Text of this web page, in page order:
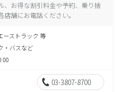
、お得な割引料金や予約、乗り捨
舗にお電話ください。
ーストラック 等
・バスなど
03-3807-8700